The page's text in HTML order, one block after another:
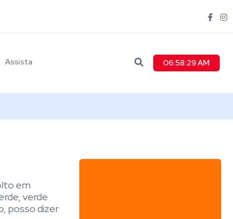
Assista 06:58:30 AM
em
verde
posso dizer